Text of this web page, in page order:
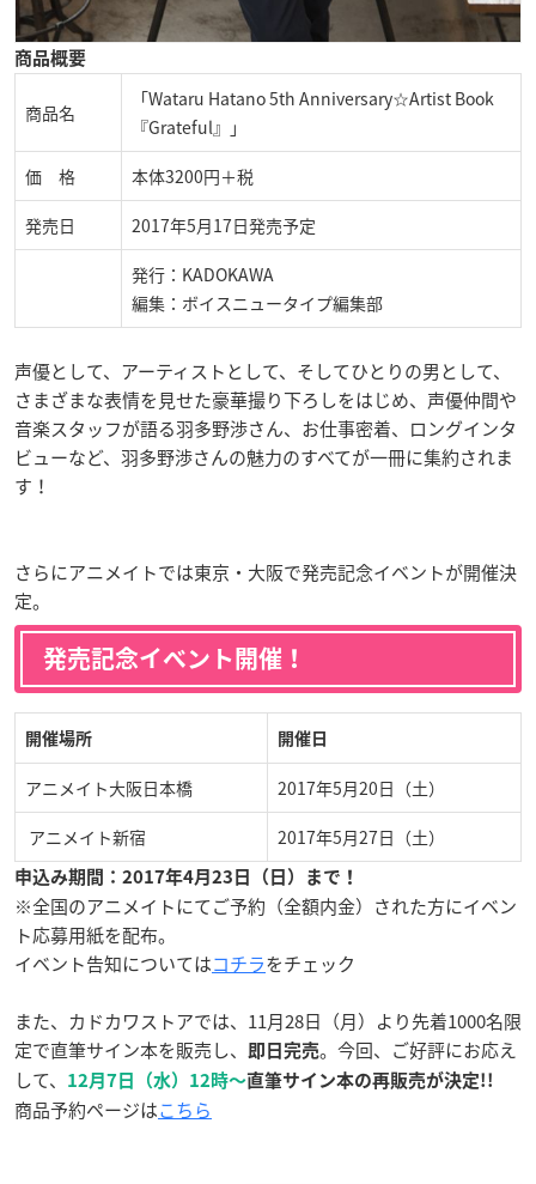
商品概要
商品名
「Wataru Hatano 5th Anniversary☆Artist Book
『Grateful』」
価 格 本体3200円＋税
発売日 2017年5月17日発売予定
発行：KADOKAWA
編集：ボイスニュータイプ編集部
声優として、アーティストとして、そしてひとりの男として、
さまざまな表情を見せた豪華撮り下ろしをはじめ、声優仲間や
音楽スタッフが語る羽多野渉さん、お仕事密着、ロングインタ
ビューなど、羽多野渉さんの魅力のすべてが一冊に集約されま
す！
さらにアニメイトでは東京・大阪で発売記念イベントが開催決
定。
発売記念イベント開催！
開催場所 開催日
アニメイト大阪日本橋 2017年5月20日（土）
アニメイト新宿 2017年5月27日（土）
申込み期間：2017年4月23日（日）まで！
※全国のアニメイトにてご予約（全額内金）された方にイベン
ト応募用紙を配布。
イベント告知についてはコチラをチェック
また、カドカワストアでは、11月28日（月）より先着1000名限
定で直筆サイン本を販売し、
即日完売。今回、ご好評にお応え
して、
12月7日（水）12時〜直筆サイン本の再販売が決定!!
商品予約ページはこちら